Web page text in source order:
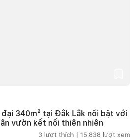
đại 340m² tại Đắk Lắk nổi bật với
vườn kết nối thiên nhiên
3 lượt thích | 15.838 lượt xem